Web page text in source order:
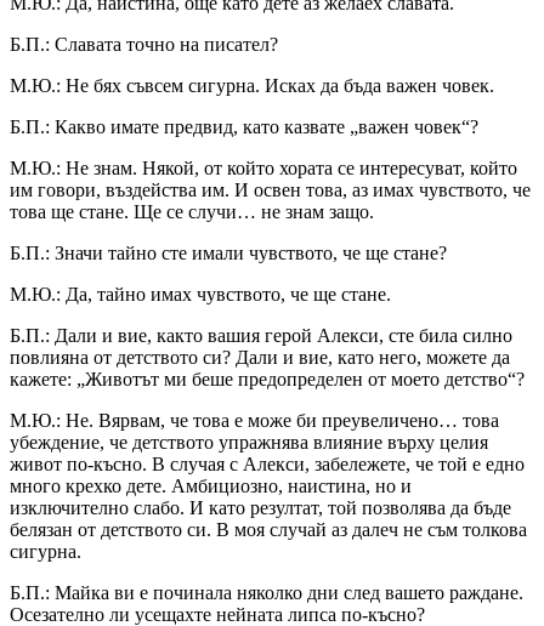
Б.П.: Славата точно на писател?
М.Ю.: Не бях съвсем сигурна. Исках да бъда важен човек.
Б.П.: Какво имате предвид, като казвате „важен човек“?
М.Ю.: Не знам. Някой, от който хората се интересуват, който
им говори, въздейства им. И освен това, аз имах чувството, че
това ще стане. Ще се случи… не знам защо.
Б.П.: Значи тайно сте имали чувството, че ще стане?
М.Ю.: Да, тайно имах чувството, че ще стане.
Б.П.: Дали и вие, както вашия герой Алекси, сте била силно
повлияна от детството си? Дали и вие, като него, можете да
кажете: „Животът ми беше предопределен от моето детство“?
М.Ю.: Не. Вярвам, че това е може би преувеличено… това
убеждение, че детството упражнява влияние върху целия
живот по-късно. В случая с Алекси, забележете, че той е едно
много крехко дете. Амбициозно, наистина, но и
изключително слабо. И като резултат, той позволява да бъде
белязан от детството си. В моя случай аз далеч не съм толкова
сигурна.
Б.П.: Майка ви е починала няколко дни след вашето раждане.
Осезателно ли усещахте нейната липса по-късно?